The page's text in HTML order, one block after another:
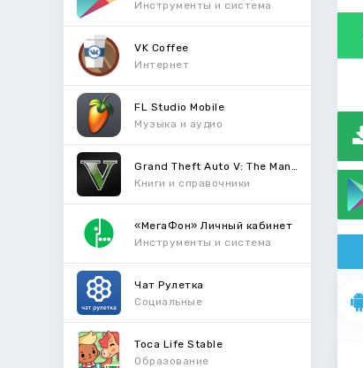
Инструменты и система
VK Coffee
Интернет
FL Studio Mobile
Музыка и аудио
Книги и справочники
«МегаФон» Личный кабинет
Инструменты и система
Чат Рулетка
Социальные
Toca Life Stable
Образование